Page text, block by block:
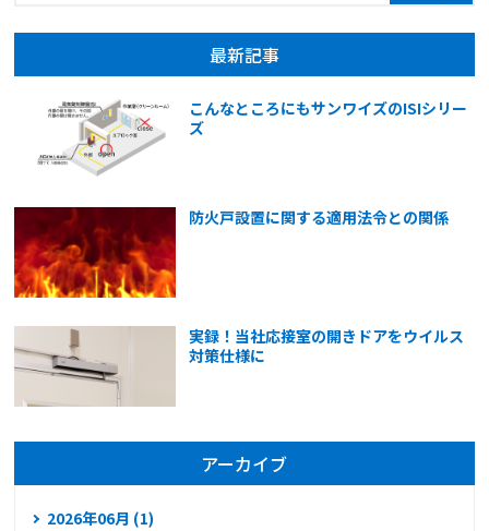
最新記事
こんなところにもサンワイズのISIシリー
ズ
防火戸設置に関する適用法令との関係
実録！当社応接室の開きドアをウイルス
対策仕様に
アーカイブ
2026年06月 (1)